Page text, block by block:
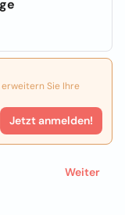
Sie Ihre
Jetzt anmelden!
Weiter